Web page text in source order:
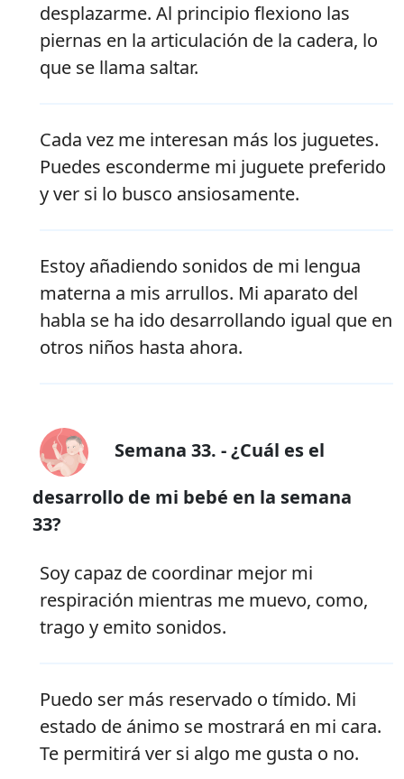
desplazarme. Al principio flexiono las
piernas en la articulación de la cadera, lo
que se llama saltar.
Cada vez me interesan más los juguetes.
Puedes esconderme mi juguete preferido
y ver si lo busco ansiosamente.
Estoy añadiendo sonidos de mi lengua
materna a mis arrullos. Mi aparato del
habla se ha ido desarrollando igual que en
otros niños hasta ahora.
Semana 33. - ¿Cuál es el
desarrollo de mi bebé en la semana
33?
Soy capaz de coordinar mejor mi
respiración mientras me muevo, como,
trago y emito sonidos.
Puedo ser más reservado o tímido. Mi
estado de ánimo se mostrará en mi cara.
Te permitirá ver si algo me gusta o no.